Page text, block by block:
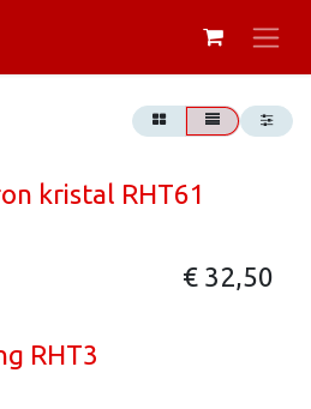
kristal RHT61
€ 32,50
RHT3